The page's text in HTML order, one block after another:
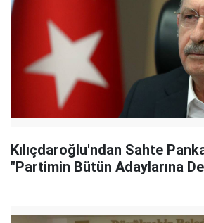
Kılıçdaroğlu'ndan Sahte
"Partimin Bütün Adaylarına